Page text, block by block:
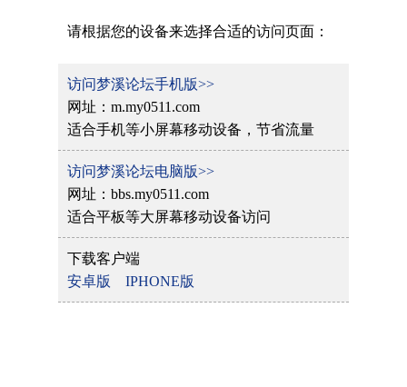
请根据您的设备来选择合适的访问页面：
访问梦溪论坛手机版>>
网址：m.my0511.com
适合手机等小屏幕移动设备，节省流量
访问梦溪论坛电脑版>>
网址：bbs.my0511.com
适合平板等大屏幕移动设备访问
下载客户端
安卓版
IPHONE版